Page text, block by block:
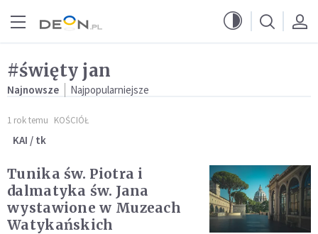
#święty jan
Najnowsze Najpopularniejsze
1 rok temu KOŚCIÓŁ
KAI / tk
Tunika św. Piotra i
dalmatyka św. Jana
wystawione w Muzeach
Watykańskich